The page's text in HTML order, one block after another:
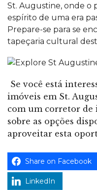
St. Augustine, onde o
espírito de uma era
Prepare-se para se
tapeçaria cultural
Se você está
imóveis em St.
com um corretor de
sobre as opções
aproveitar esta
Share on Facebook
LinkedIn